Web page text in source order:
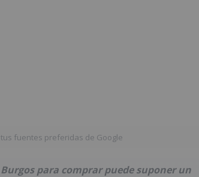
fuentes preferidas de Google
para comprar puede suponer un